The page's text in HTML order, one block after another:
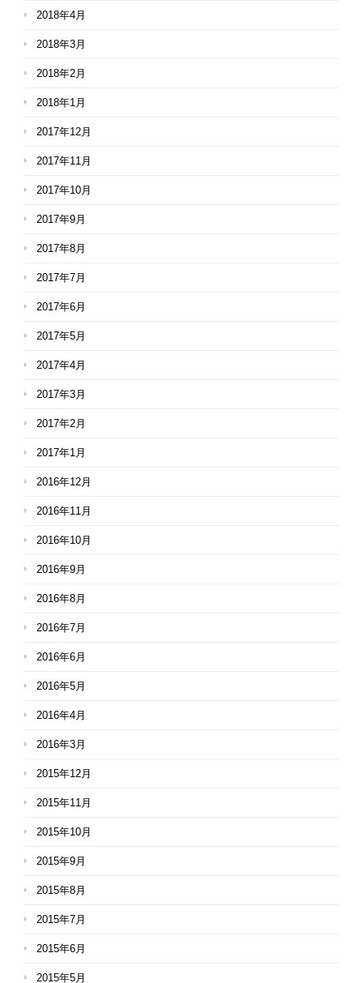
2018年4月
2018年3月
2018年2月
2018年1月
2017年12月
2017年11月
2017年10月
2017年9月
2017年8月
2017年7月
2017年6月
2017年5月
2017年4月
2017年3月
2017年2月
2017年1月
2016年12月
2016年11月
2016年10月
2016年9月
2016年8月
2016年7月
2016年6月
2016年5月
2016年4月
2016年3月
2015年12月
2015年11月
2015年10月
2015年9月
2015年8月
2015年7月
2015年6月
2015年5月